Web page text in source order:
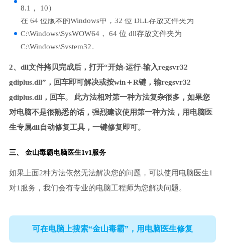
8.1， 10）
在 64 位版本的Windows中，32 位 DLL存放文件夹为
C:\Windows\SysWOW64， 64 位 dll存放文件夹为
C:\Windows\System32。
2、dll文件拷贝完成后，打开“开始-运行-输入regsvr32
gdiplus.dll”，回车即可解决或按win＋R键，输regsvr32
gdiplus.dll，回车。 此方法相对第一种方法复杂很多，如果您
对电脑不是很熟悉的话，强烈建议使用第一种方法，用电脑医
生专属dll自动修复工具，一键修复即可。
三、 金山毒霸电脑医生1v1服务
如果上面2种方法依然无法解决您的问题，可以使用电脑医生1
对1服务，我们会有专业的电脑工程师为您解决问题。
可在电脑上搜索“金山毒霸”，用电脑医生修复